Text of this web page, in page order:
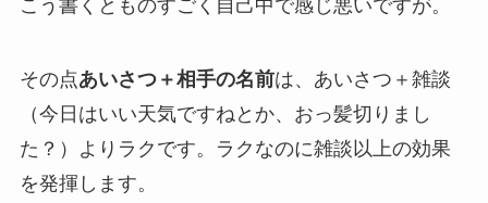
こう書くとものすごく自己中で感じ悪いですが。
その点あいさつ＋相手の名前は、あいさつ＋雑談
（今日はいい天気ですねとか、おっ髪切りまし
た？）よりラクです。ラクなのに雑談以上の効果
を発揮します。